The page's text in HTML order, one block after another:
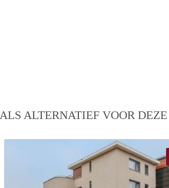
ALS ALTERNATIEF VOOR